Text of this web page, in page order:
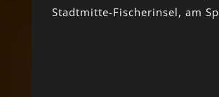
Stadtmitte-Fischerinsel, am